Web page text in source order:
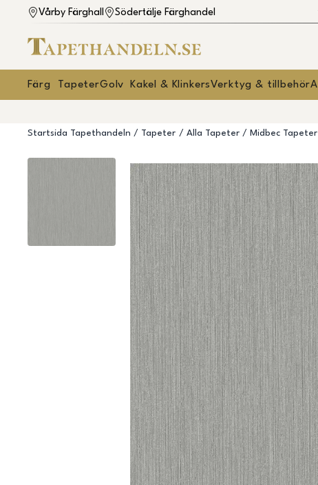
Vårby Färghall Södertälje Färghandel
Färg TapeterGolv Kakel & KlinkersVerktyg & tillbehör
Startsida Tapethandeln Tapeter Alla Tapeter Midbec